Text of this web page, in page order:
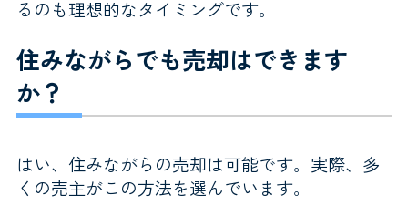
るのも理想的なタイミングです。
住みながらでも売却はできます
か？
はい、住みながらの売却は可能です。実際、多
くの売主がこの方法を選んでいます。